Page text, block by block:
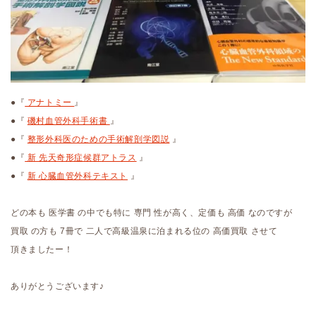
●『 アナトミー 』
●『 磯村血管外科手術書 』
●『 整形外科医のための手術解剖学図説 』
●『 新 先天奇形症候群アトラス
』
●『 新 心臓血管外科テキスト 』
どの本も 医学書 の中でも特に 専門 性が高く、定価も 高価 なのですが
買取 の方も 7冊で 二人で高級温泉に泊まれる位の 高価買取 させて
頂きましたー！
ありがとうございます♪